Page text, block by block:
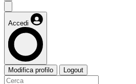
Accedi
Modifica profilo Logout